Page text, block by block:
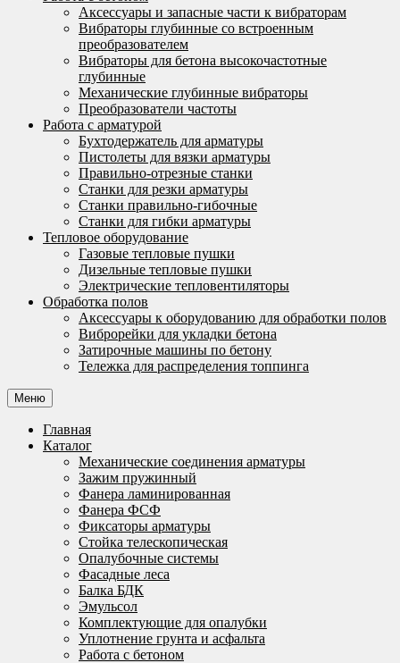
Аксессуары и запасные части к вибраторам
Вибраторы глубинные со встроенным
преобразователем
Вибраторы для бетона высокочастотные
глубинные
Механические глубинные вибраторы
Преобразователи частоты
Работа с арматурой
Бухтодержатель для арматуры
Пистолеты для вязки арматуры
Правильно-отрезные станки
Станки для резки арматуры
Станки правильно-гибочные
Станки для гибки арматуры
Тепловое оборудование
Газовые тепловые пушки
Дизельные тепловые пушки
Электрические тепловентиляторы
Обработка полов
Аксессуары к оборудованию для обработки полов
Виброрейки для укладки бетона
Затирочные машины по бетону
Тележка для распределения топпинга
Меню
Главная
Каталог
Механические соединения арматуры
Зажим пружинный
Фанера ламинированная
Фанера ФСФ
Фиксаторы арматуры
Стойка телескопическая
Опалубочные системы
Фасадные леса
Балка БДК
Эмульсол
Комплектующие для опалубки
Уплотнение грунта и асфальта
Работа с бетоном